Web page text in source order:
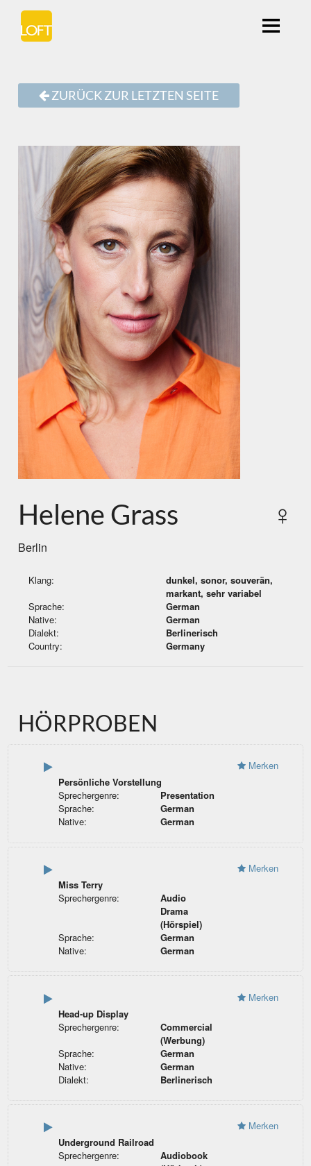
ZURÜCK ZUR LETZTEN SEITE
Helene Grass ♀
Berlin
Klang:
dunkel, sonor, souverän,
markant, sehr variabel
Sprache:
German
Native:
German
Dialekt:
Berlinerisch
Country:
Germany
HÖRPROBEN
Persönliche Vorstellung
Sprechergenre:
Presentation
Sprache:
German
Native:
German
Merken
Miss Terry
Sprechergenre:
Audio
Drama
(Hörspiel)
Sprache:
German
Native:
German
Merken
Head-up Display
Sprechergenre:
Commercial
(Werbung)
Sprache:
German
Native:
German
Dialekt:
Berlinerisch
Merken
Underground Railroad
Sprechergenre:
Audiobook
Merken